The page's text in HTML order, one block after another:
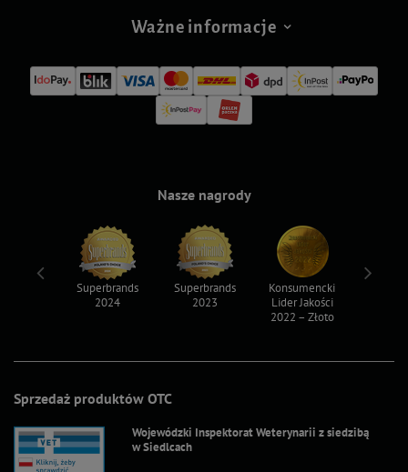
Ważne informacje
Sprzedaż produktów OTC
Wojewódzki Inspektorat Weterynarii z siedzibą
w Siedlcach
Nasze nagrody
Superbrands
2024
Superbrands
2023
Konsumencki
Lider Jakości
2022 – Złoto